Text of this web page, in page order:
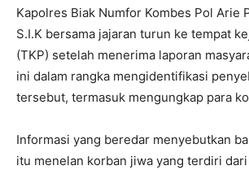
Kapolres Biak Numfor Kombes Pol Arie
S.I.K bersama jajaran turun ke tempat
(TKP) setelah menerima laporan
ini dalam rangka mengidentifikasi
tersebut, termasuk mengungkap para
Informasi yang beredar menyebutkan
itu menelan korban jiwa yang terdiri